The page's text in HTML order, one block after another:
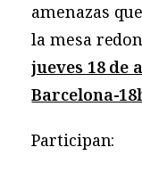
amenazas
la mesa
jueves 18 de
Barcelona-
Participan: